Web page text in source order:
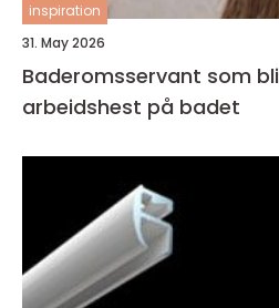
inspiration
31. May 2026
Baderomsservant som
arbeidshest på badet